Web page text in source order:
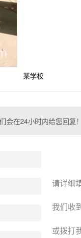
某学校
在24小时内给您回复！
请详细
我们收
或拨打